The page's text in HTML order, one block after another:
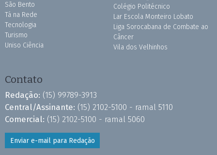
São Bento
Tá na Rede
Tecnologia
Turismo
Uniso Ciência
Colégio Politécnico
Lar Escola Monteiro Lobato
Liga Sorocabana de Combate ao
Câncer
Vila dos Velhinhos
Contato
Redação: (15) 99789-3913
Central/Assinante: (15) 2102-5100 - ramal 5110
Comercial: (15) 2102-5100 - ramal 5060
Enviar e-mail para Redação